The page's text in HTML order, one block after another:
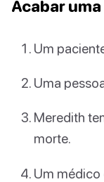
Acabar
Um
Uma
Meredith
morte.
Um médico